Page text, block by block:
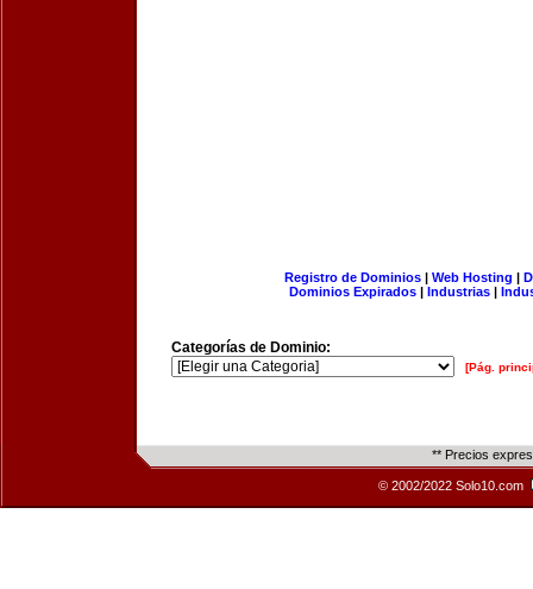
Registro de Dominios| Web Hosting |
Dominios Expirados | Industrias |
Categorías de Dominio:
[Pág.
** Precios
© 2002/2022 Solo10.com